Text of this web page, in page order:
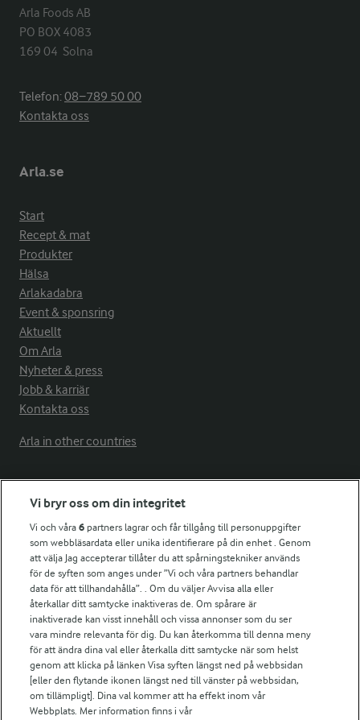
Arla Foods AB
PO BOX 4083
169 04  Solna
Telefon:08−789 50 00
Kontakta oss
Arla.se
Start
Recept & mat
Produkter
Hälsa
Arlakadabra
Event & sponsring
Aktuellt
Om Arla
Nyheter & press
Jobb & karriär
Kontakta oss
Arla in other countries
Fler Arlasajter
För ägare
Arlas kundportal
Arla.com
Falbygdens Ost
Arla webbshop
Bildbank
Följ oss
Vi bryr oss om din integritet
Vi och våra6 partners lagrar och får tillgång till personuppgifter
som webbläsardata eller unika identifierare på din enhet . Genom
att välja Jag accepterar tillåter du att spårningstekniker används
för de syften som anges under ”Vi och våra partners behandlar
data för att tillhandahålla”. . Om du väljer Avvisa alla eller
återkallar ditt samtycke inaktiveras de. Om spårare är
inaktiverade kan visst innehåll och vissa annonser som du ser
vara mindre relevanta för dig. Du kan återkomma till denna meny
för att ändra dina val eller återkalla ditt samtycke när som helst
genom att klicka på länken Visa syften längst ned på webbsidan
[eller den flytande ikonen längst ned till vänster på webbsidan,
om tillämpligt]. Dina val kommer att ha effekt inom vår
Webbplats. Mer information finns i vår